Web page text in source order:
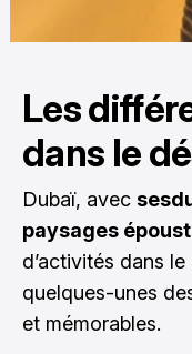
Les
dans le
Dubaï, avec
paysages
d’activités dans
quelques-unes
et mémorables.